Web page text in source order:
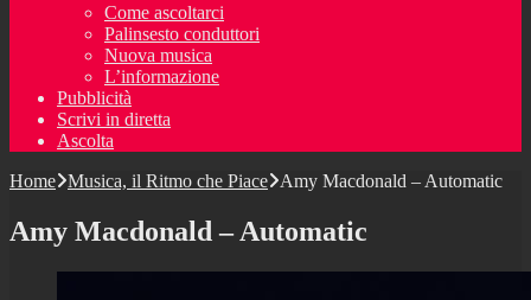
Come ascoltarci
Palinsesto conduttori
Nuova musica
L’informazione
Pubblicità
Scrivi in diretta
Ascolta
Home Musica, il Ritmo che Piace Amy Macdonald – Automatic
Amy Macdonald – Automatic